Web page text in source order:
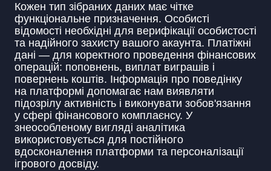
Кожен тип зібраних даних має чітке
функціональне призначення. Особисті
відомості необхідні для верифікації особистості
та надійного захисту вашого акаунта. Платіжні
дані — для коректного проведення фінансових
операцій: поповнень, виплат виграшів і
повернень коштів. Інформація про поведінку
на платформі допомагає нам виявляти
підозрілу активність і виконувати зобов'язання
у сфері фінансового комплаєнсу. У
знеособленому вигляді аналітика
використовується для постійного
вдосконалення платформи та персоналізації
ігрового досвіду.